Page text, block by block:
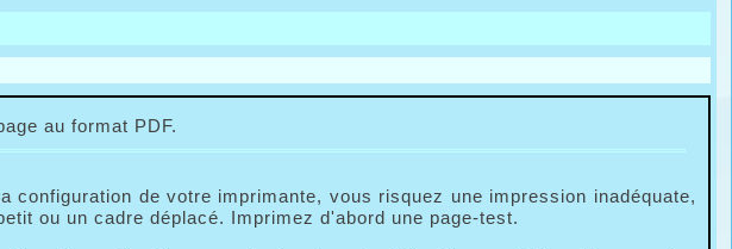
au format PDF.
configuration de votre imprimante, vous risquez une impression inadéquate,
ou un cadre déplacé. Imprimez d'abord une page-test.